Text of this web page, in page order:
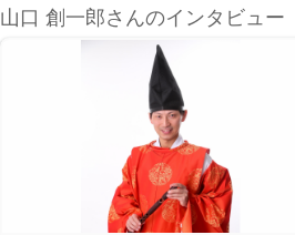
山口 創一郎さんのインタビュー